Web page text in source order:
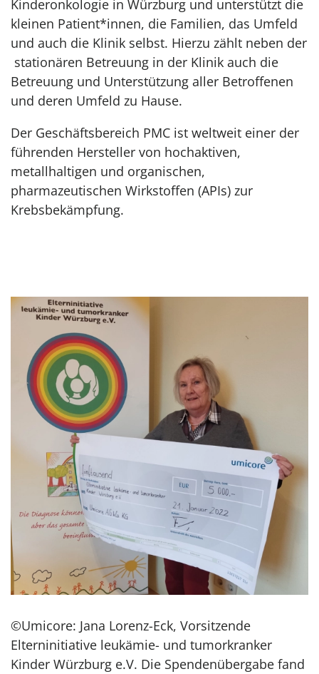
Kinderonkologie in Würzburg und unterstützt die
kleinen Patient*innen, die Familien, das Umfeld
und auch die Klinik selbst. Hierzu zählt neben der
stationären Betreuung in der Klinik auch die
Betreuung und Unterstützung aller Betroffenen
und deren Umfeld zu Hause.
Der Geschäftsbereich PMC ist weltweit einer der
führenden Hersteller von hochaktiven,
metallhaltigen und organischen,
pharmazeutischen Wirkstoffen (APIs) zur
Krebsbekämpfung.
©Umicore: Jana Lorenz-Eck, Vorsitzende
Elterninitiative leukämie- und tumorkranker
Kinder Würzburg e.V. Die Spendenübergabe fand